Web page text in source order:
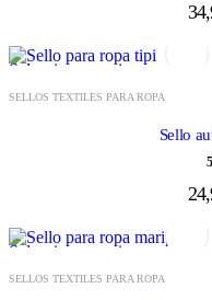
Seleccionar opciones
SELLOS TEXTILES PARA ROPA
Sello
Seleccionar opciones
SELLOS TEXTILES PARA ROPA